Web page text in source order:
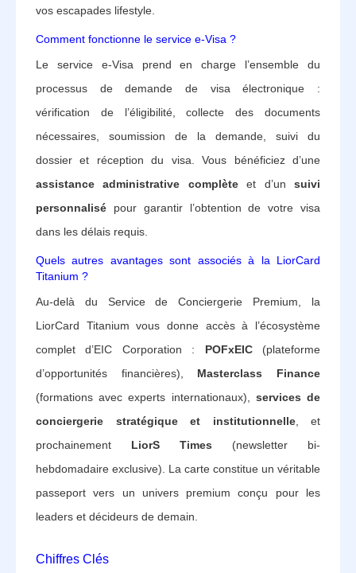
vos escapades lifestyle.
Comment fonctionne le service e-Visa ?
Le service e-Visa prend en charge l’ensemble du
processus de demande de visa électronique :
vérification de l’éligibilité, collecte des documents
nécessaires, soumission de la demande, suivi du
dossier et réception du visa. Vous bénéficiez d’une
assistance administrative complèteet d’unsuivi
personnalisé pour garantir l’obtention de votre visa
dans les délais requis.
Quels autres avantages sont associés à la LiorCard
Titanium ?
Au-delà du Service de Conciergerie Premium, la
LiorCard Titanium vous donne accès à l’écosystème
complet d’EIC Corporation : POFxEIC(plateforme
d’opportunités financières), Masterclass Finance
(formations avec experts internationaux), services de
conciergerie stratégique et institutionnelle, et
prochainement LiorS Times (newsletter bi-
hebdomadaire exclusive). La carte constitue un véritable
passeport vers un univers premium conçu pour les
leaders et décideurs de demain.
Chiffres Clés